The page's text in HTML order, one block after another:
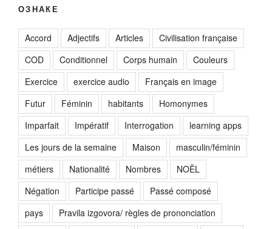
ОЗНАКЕ
Accord Adjectifs Articles
Civilisation française
COD
Conditionnel Corps humain
Couleurs
Exercice
exercice audio
Français en image
Futur
Féminin habitants
Homonymes
Imparfait
Impératif Interrogation
learning apps
Les jours de la semaine
Maison
masculin/féminin
métiers
Nationalité Nombres
NOËL
Négation
Participe passé
Passé composé
pays
Pravila izgovora/ règles de prononciation